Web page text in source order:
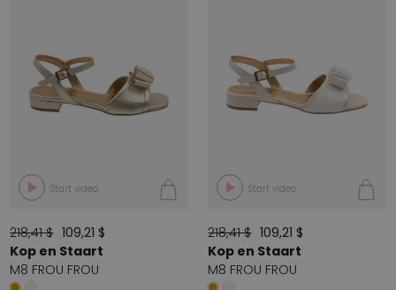
Start video
218,41 $ 109,21 $
Kop en Staart
M8 FROU FROU
Start video
218,41 $ 109,21 $
Kop en Staart
M8 FROU FROU